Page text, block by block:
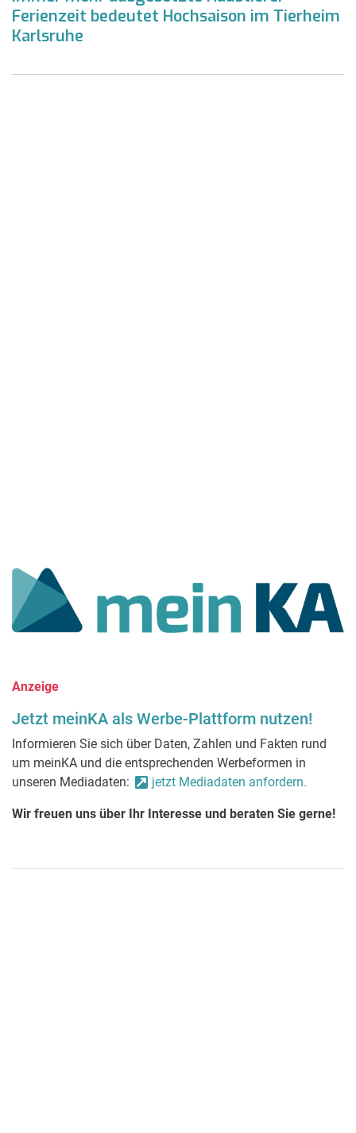
Ferienzeit bedeutet Hochsaison im Tierheim
Karlsruhe
Anzeige
Jetzt meinKA als Werbe-Plattform nutzen!
Informieren Sie sich über Daten, Zahlen und Fakten rund
um meinKA und die entsprechenden Werbeformen in
unseren Mediadaten:
jetzt Mediadaten anfordern.
Wir freuen uns über Ihr Interesse und beraten Sie gerne!